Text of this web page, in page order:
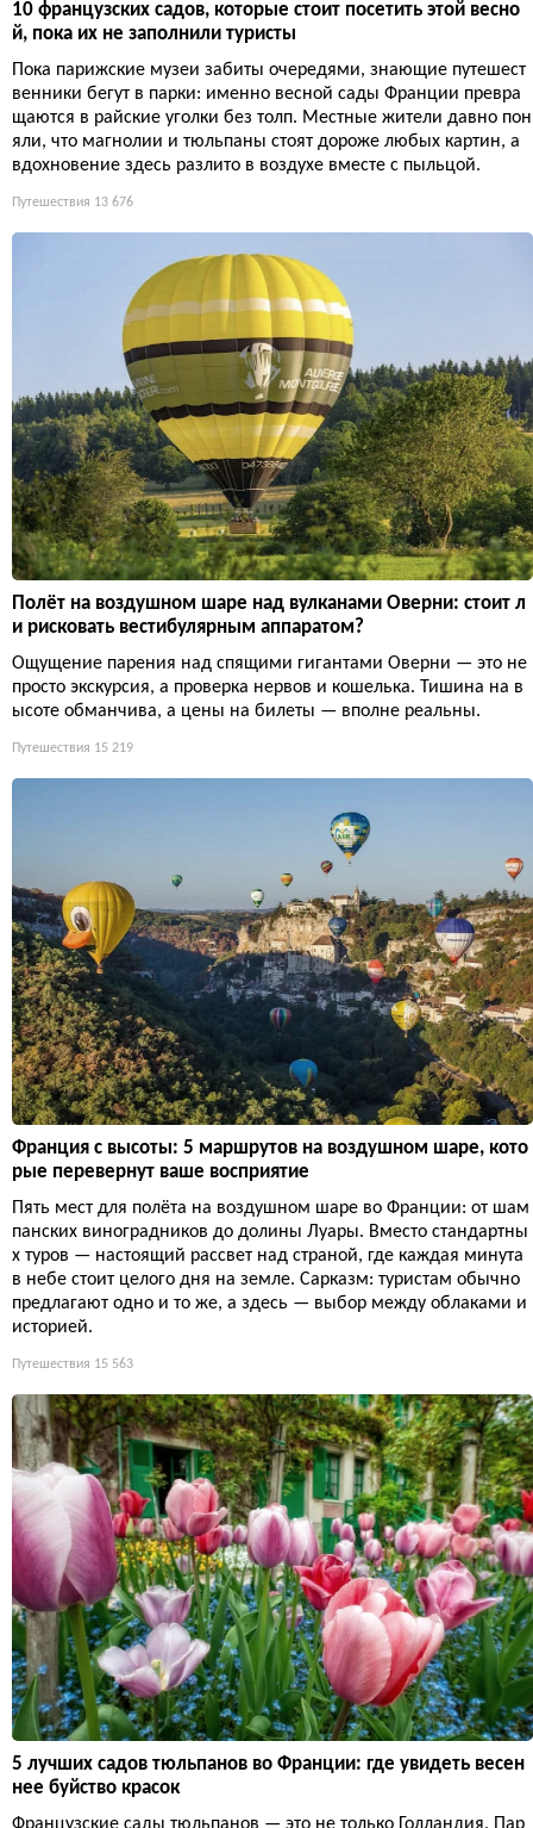
10 французских садов, которые стоит посетить этой весно
й, пока их не заполнили туристы
Пока парижские музеи забиты очередями, знающие путешест
венники бегут в парки: именно весной сады Франции превра
щаются в райские уголки без толп. Местные жители давно пон
яли, что магнолии и тюльпаны стоят дороже любых картин, а
вдохновение здесь разлито в воздухе вместе с пыльцой.
Путешествия 13 676
Полёт на воздушном шаре над вулканами Оверни: стоит л
и рисковать вестибулярным аппаратом?
Ощущение парения над спящими гигантами Оверни — это не
просто экскурсия, а проверка нервов и кошелька. Тишина на в
ысоте обманчива, а цены на билеты — вполне реальны.
Путешествия 15 219
Франция с высоты: 5 маршрутов на воздушном шаре, кото
рые перевернут ваше восприятие
Пять мест для полёта на воздушном шаре во Франции: от шам
панских виноградников до долины Луары. Вместо стандартны
х туров — настоящий рассвет над страной, где каждая минута
в небе стоит целого дня на земле. Сарказм: туристам обычно
предлагают одно и то же, а здесь — выбор между облаками и
историей.
Путешествия 15 563
5 лучших садов тюльпанов во Франции: где увидеть весен
нее буйство красок